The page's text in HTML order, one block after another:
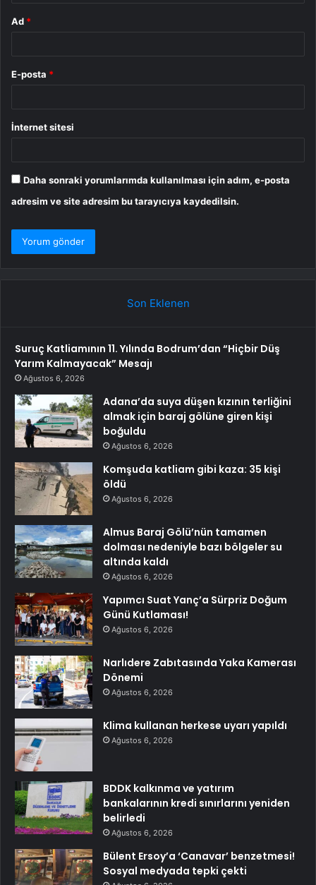
Ad *
E-posta *
İnternet sitesi
Daha sonraki yorumlarımda kullanılması için adım, e-posta
adresim ve site adresim bu tarayıcıya kaydedilsin.
Son Eklenen
Suruç Katliamının 11. Yılında Bodrum’dan “Hiçbir Düş
Yarım Kalmayacak” Mesajı
Ağustos 6, 2026
Adana’da suya düşen kızının terliğini
almak için baraj gölüne giren kişi
boğuldu
Ağustos 6, 2026
Komşuda katliam gibi kaza: 35 kişi
öldü
Ağustos 6, 2026
Almus Baraj Gölü’nün tamamen
dolması nedeniyle bazı bölgeler su
altında kaldı
Ağustos 6, 2026
Yapımcı Suat Yanç’a Sürpriz Doğum
Günü Kutlaması!
Ağustos 6, 2026
Narlıdere Zabıtasında Yaka Kamerası
Dönemi
Ağustos 6, 2026
Klima kullanan herkese uyarı yapıldı
Ağustos 6, 2026
BDDK kalkınma ve yatırım
bankalarının kredi sınırlarını yeniden
belirledi
Ağustos 6, 2026
Bülent Ersoy’a ‘Canavar’ benzetmesi!
Sosyal medyada tepki çekti